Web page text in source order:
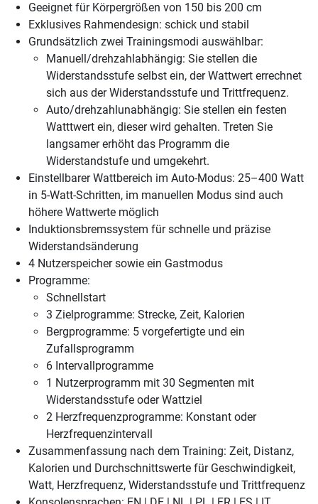
Geeignet für Körpergrößen von 150 bis 200 cm
Exklusives Rahmendesign: schick und stabil
Grundsätzlich zwei Trainingsmodi auswählbar:
Manuell/drehzahlabhängig: Sie stellen die
Widerstandsstufe selbst ein, der Wattwert errechnet
sich aus der Widerstandsstufe und Trittfrequenz.
Auto/drehzahlunabhängig: Sie stellen ein festen
Watttwert ein, dieser wird gehalten. Treten Sie
langsamer erhöht das Programm die
Widerstandstufe und umgekehrt.
Einstellbarer Wattbereich im Auto-Modus: 25–400 Watt
in 5-Watt-Schritten, im manuellen Modus sind auch
höhere Wattwerte möglich
Induktionsbremssystem für schnelle und präzise
Widerstandsänderung
4 Nutzerspeicher sowie ein Gastmodus
Programme:
Schnellstart
3 Zielprogramme: Strecke, Zeit, Kalorien
Bergprogramme: 5 vorgefertigte und ein
Zufallsprogramm
6 Intervallprogramme
1 Nutzerprogramm mit 30 Segmenten mit
Widerstandsstufe oder Wattziel
2 Herzfrequenzprogramme: Konstant oder
Herzfrequenzintervall
Zusammenfassung nach dem Training: Zeit, Distanz,
Kalorien und Durchschnittswerte für Geschwindigkeit,
Watt, Herzfrequenz, Widerstandsstufe und Trittfrequenz